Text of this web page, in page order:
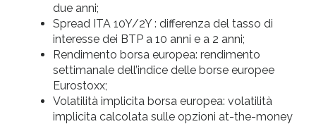
due anni;
Spread ITA 10Y/2Y : differenza del tasso di
interesse dei BTP a 10 anni e a 2 anni;
Rendimento borsa europea: rendimento
settimanale dell’indice delle borse europee
Eurostoxx;
Volatilità implicita borsa europea: volatilità
implicita calcolata sulle opzioni at-the-money